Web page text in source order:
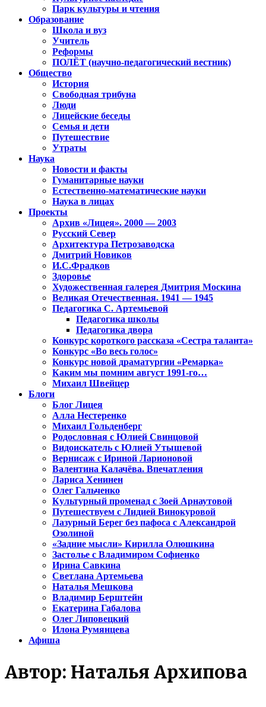
Парк культуры и чтения
Образование
Школа и вуз
Учитель
Реформы
ПОЛЁТ (научно-педагогический вестник)
Общество
История
Свободная трибуна
Люди
Лицейские беседы
Семья и дети
Путешествие
Утраты
Наука
Новости и факты
Гуманитарные науки
Естественно-математические науки
Наука в лицах
Проекты
Архив «Лицея». 2000 — 2003
Русский Север
Архитектура Петрозаводска
Дмитрий Новиков
И.С.Фрадков
Здоровье
Художественная галерея Дмитрия Москина
Великая Отечественная. 1941 — 1945
Педагогика С. Артемьевой
Педагогика школы
Педагогика двора
Конкурс короткого рассказа «Сестра таланта»
Конкурс «Во весь голос»
Конкурс новой драматургии «Ремарка»
Каким мы помним август 1991-го…
Михаил Швейцер
Блоги
Блог Лицея
Алла Нестеренко
Михаил Гольденберг
Родословная с Юлией Свинцовой
Видоискатель с Юлией Утышевой
Вернисаж с Ириной Ларионовой
Валентина Калачёва. Впечатления
Лариса Хенинен
Олег Гальченко
Культурный променад с Зоей Арнаутовой
Путешествуем с Лидией Винокуровой
Лазурный Берег без пафоса с Александрой
Озолиной
«Задние мысли» Кирилла Олюшкина
Застолье с Владимиром Софиенко
Ирина Савкина
Светлана Артемьева
Наталья Мешкова
Владимир Берштейн
Екатерина Габалова
Олег Липовецкий
Илона Румянцева
Афиша
Автор: Наталья Архипова